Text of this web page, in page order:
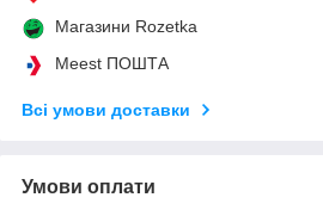
Магазини Rozetka
Meest ПОШТА
Всі умови доставки
Умови оплати